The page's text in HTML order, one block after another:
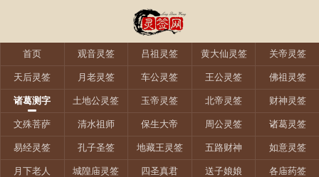
首页 观音灵签 吕祖灵签 黄大仙灵签 关帝灵签
天后灵签 月老灵签 车公灵签 王公灵签 佛祖灵签
诸葛测字 土地公灵签 玉帝灵签 北帝灵签 财神灵签
文殊菩萨 清水祖师 保生大帝 周公灵签 诸葛灵签
易经灵签 孔子圣签 地藏王灵签 五路财神 如意灵签
月下老人 城隍庙灵签 四圣真君 送子娘娘 各庙药签